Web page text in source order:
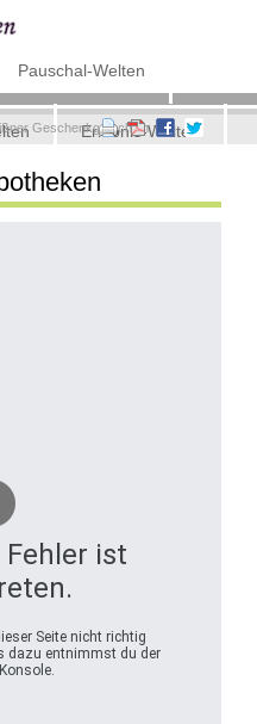
Pauschal-Welten
Erlebnis-Welten
Geschenkgutschein::
Fehler ist
Seite nicht richtig
dazu entnimmst du der